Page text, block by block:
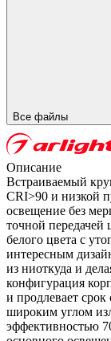
Все файлы
Описание
Встраиваемый
CRI>90 и низкой
освещение без
точной
белого цвета с
интересным
из ниоткуда и
конфигурация
и продлевает
широким углом
эффективностью